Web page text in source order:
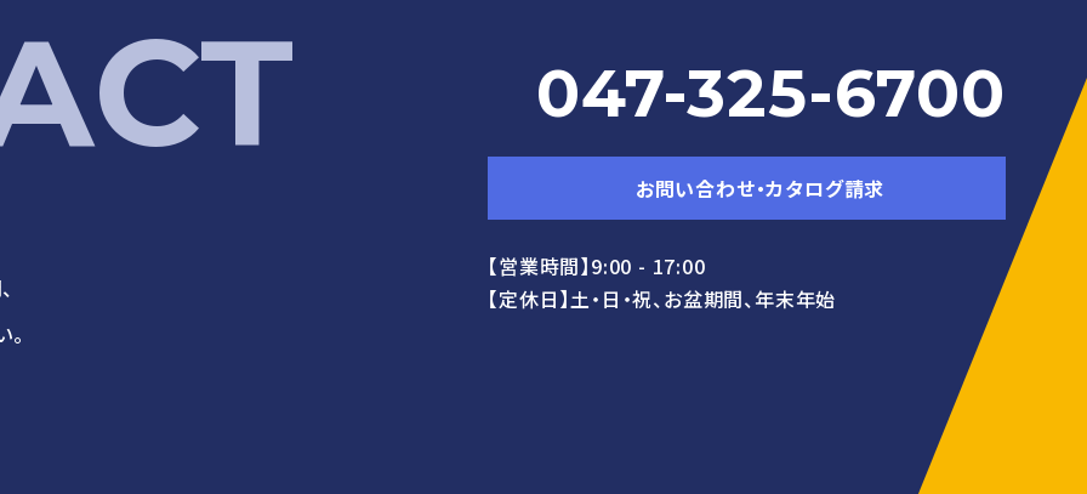
047-325-6700
お問い合わせ・カタログ請求
【営業時間】9:00 - 17:00
【定休日】土・日・祝、お盆期間、年末年始